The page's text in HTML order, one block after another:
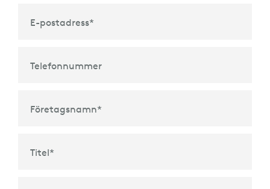
E-postadress*
Telefonnummer
Företagsnamn*
Titel*